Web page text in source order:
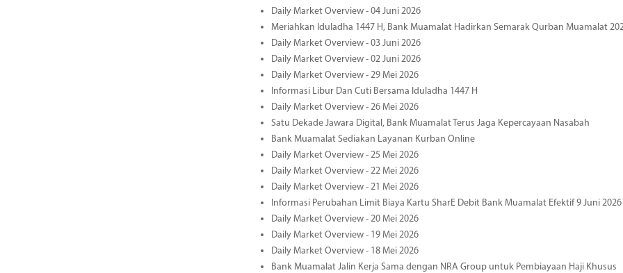
Daily Market Overview - 04 Juni 2026
Meriahkan Iduladha 1447 H, Bank Muamalat Hadirkan Semarak Qurban Muamalat
Daily Market Overview - 03 Juni 2026
Daily Market Overview - 02 Juni 2026
Daily Market Overview - 29 Mei 2026
Informasi Libur Dan Cuti Bersama Iduladha 1447 H
Daily Market Overview - 26 Mei 2026
Satu Dekade Jawara Digital, Bank Muamalat Terus Jaga Kepercayaan Nasabah
Bank Muamalat Sediakan Layanan Kurban Online
Daily Market Overview - 25 Mei 2026
Daily Market Overview - 22 Mei 2026
Daily Market Overview - 21 Mei 2026
Informasi Perubahan Limit Biaya Kartu SharE Debit Bank Muamalat Efektif 9 Juni 2026
Daily Market Overview - 20 Mei 2026
Daily Market Overview - 19 Mei 2026
Daily Market Overview - 18 Mei 2026
Bank Muamalat Jalin Kerja Sama dengan NRA Group untuk Pembiayaan Haji Khusus